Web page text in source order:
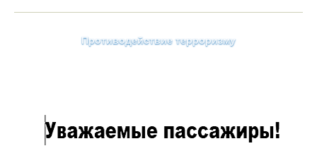
Противодействие терроризму